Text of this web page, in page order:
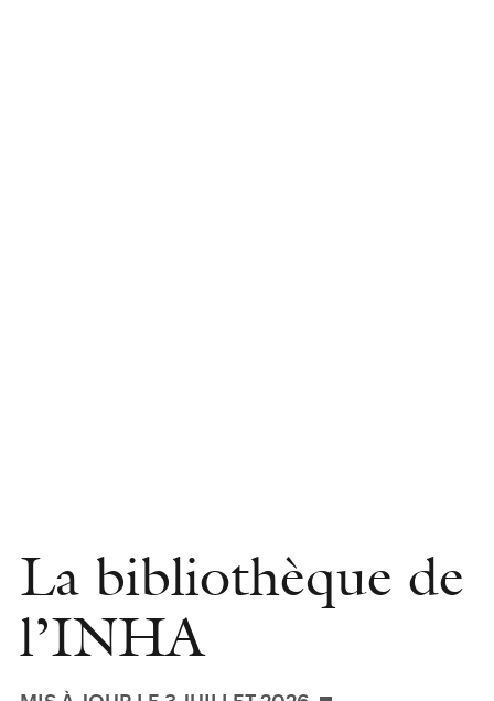
La bibliothèque de
l’INHA